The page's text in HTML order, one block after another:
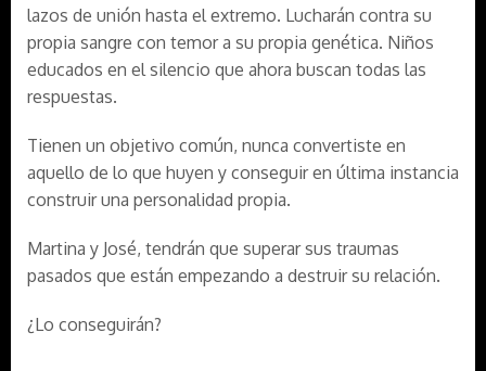
lazos de unión hasta el extremo. Lucharán contra su
propia sangre con temor a su propia genética. Niños
educados en el silencio que ahora buscan todas las
respuestas.
Tienen un objetivo común, nunca convertiste en
aquello de lo que huyen y conseguir en última instancia
construir una personalidad propia.
Martina y José, tendrán que superar sus traumas
pasados que están empezando a destruir su relación.
¿Lo conseguirán?